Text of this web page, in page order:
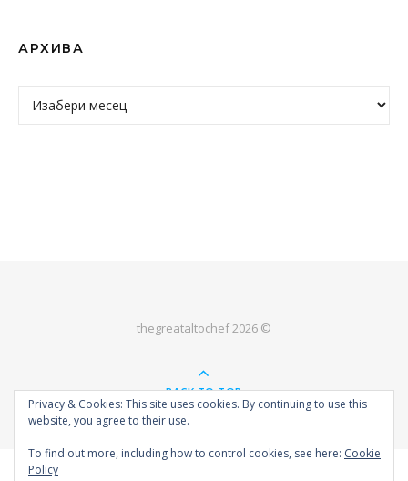
АРХИВА
Архива
thegreataltochef 2026 ©
BACK TO TOP
Privacy & Cookies: This site uses cookies. By continuing to use this
website, you agree to their use.
To find out more, including how to control cookies, see here: Cookie
Policy